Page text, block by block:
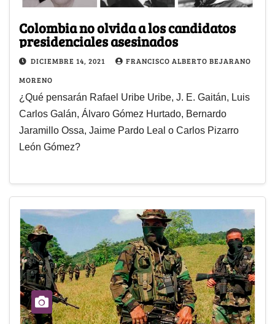
Colombia no olvida a los candidatos
presidenciales asesinados
DICIEMBRE 14, 2021
FRANCISCO ALBERTO BEJARANO
MORENO
¿Qué pensarán Rafael Uribe Uribe, J. E. Gaitán, Luis
Carlos Galán, Álvaro Gómez Hurtado, Bernardo
Jaramillo Ossa, Jaime Pardo Leal o Carlos Pizarro
León Gómez?